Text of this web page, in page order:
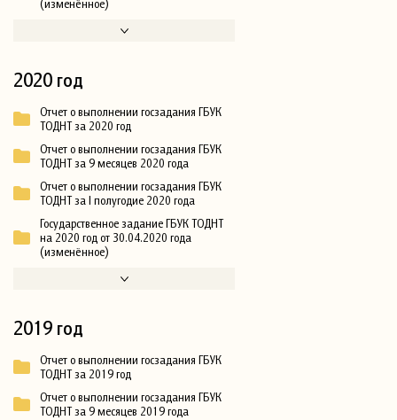
(изменённое)
2020 год
Отчет о выполнении госзадания ГБУК
ТОДНТ за 2020 год
Отчет о выполнении госзадания ГБУК
ТОДНТ за 9 месяцев 2020 года
Отчет о выполнении госзадания ГБУК
ТОДНТ за I полугодие 2020 года
Государственное задание ГБУК ТОДНТ
на 2020 год от 30.04.2020 года
(изменённое)
2019 год
Отчет о выполнении госзадания ГБУК
ТОДНТ за 2019 год
Отчет о выполнении госзадания ГБУК
ТОДНТ за 9 месяцев 2019 года